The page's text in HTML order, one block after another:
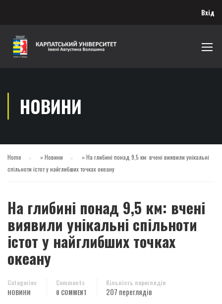
Вхід
НОВИНИ
Home »Новини »На глибині понад 9,5 км: вчені виявили унікальні
спільноти істот у найглибших точках океану
На глибині понад 9,5 км: вчені
виявили унікальні спільноти
істот у найглибших точках
океану
Categories
НОВИНИ
Comments
0 COMMENT
Кількість переглядів
207 переглядів